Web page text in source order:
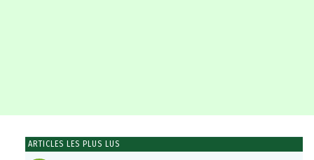
ARTICLES LES PLUS LUS